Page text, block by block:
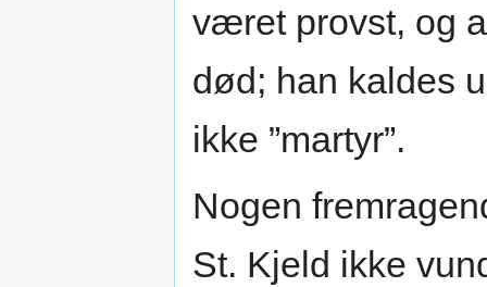
været provst, og
død; han kaldes
ikke ”martyr”.
Nogen
St. Kjeld ikke